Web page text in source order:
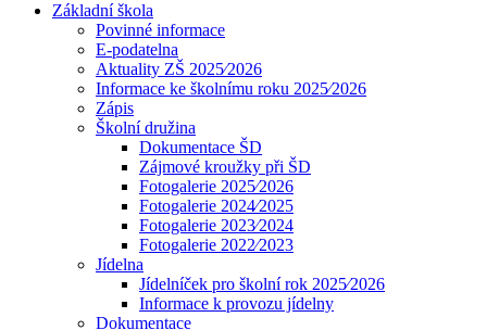
Základní škola
Povinné informace
E-podatelna
Aktuality ZŠ 2025⁄2026
Informace ke školnímu roku 2025⁄2026
Zápis
Školní družina
Dokumentace ŠD
Zájmové kroužky při ŠD
Fotogalerie 2025⁄2026
Fotogalerie 2024⁄2025
Fotogalerie 2023⁄2024
Fotogalerie 2022⁄2023
Jídelna
Jídelníček pro školní rok 2025⁄2026
Informace k provozu jídelny
Dokumentace